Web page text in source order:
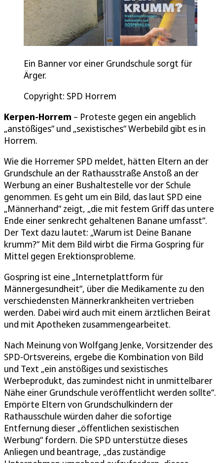
Ein Banner vor einer Grundschule sorgt für
Ärger.
Copyright: SPD Horrem
Kerpen-Horrem – Proteste gegen ein angeblich
„anstößiges“ und „sexistisches“ Werbebild gibt es in
Horrem.
Wie die Horremer SPD meldet, hätten Eltern an der
Grundschule an der Rathausstraße Anstoß an der
Werbung an einer Bushaltestelle vor der Schule
genommen. Es geht um ein Bild, das laut SPD eine
„Männerhand“ zeigt, „die mit festem Griff das untere
Ende einer senkrecht gehaltenen Banane umfasst“.
Der Text dazu lautet: „Warum ist Deine Banane
krumm?“ Mit dem Bild wirbt die Firma Gospring für
Mittel gegen Erektionsprobleme.
Gospring ist eine „Internetplattform für
Männergesundheit“, über die Medikamente zu den
verschiedensten Männerkrankheiten vertrieben
werden. Dabei wird auch mit einem ärztlichen Beirat
und mit Apotheken zusammengearbeitet.
Nach Meinung von Wolfgang Jenke, Vorsitzender des
SPD-Ortsvereins, ergebe die Kombination von Bild
und Text „ein anstößiges und sexistisches
Werbeprodukt, das zumindest nicht in unmittelbarer
Nähe einer Grundschule veröffentlicht werden sollte“.
Empörte Eltern von Grundschulkindern der
Rathausschule würden daher die sofortige
Entfernung dieser „öffentlichen sexistischen
Werbung“ fordern. Die SPD unterstütze dieses
Anliegen und beantrage, „das zuständige